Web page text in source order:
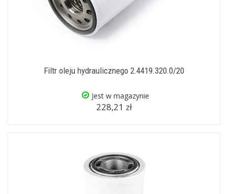
Filtr oleju hydraulicznego 2.4419.320.0/20
Jest w magazynie
228,21 zł